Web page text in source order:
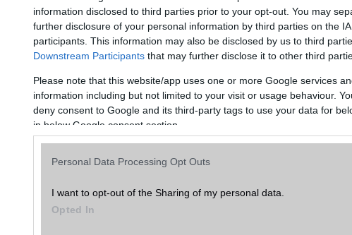
information disclosed to third parties prior to your opt-out. You may
further disclosure of your personal information by third parties on the
participants. This information may also be disclosed by us to third
Downstream Participants that may further disclose it to other third
Please note that this website/app uses one or more Google services
information including but not limited to your visit or usage behaviour.
deny consent to Google and its third-party tags to use your data for
in below Google consent section.
Personal Data Processing Opt Outs
I want to opt-out of the Sharing of my personal data.
Opted In
A Xiaomi még nem részletezte aRedmiK50 Extreme Edition specifikációit,
pletykált Redmi K50S Pro lesz az, amely állítólag Snapdragon 8+ Gen 1
okostelefon a pletykák szerint egy 5000 mAh-s akkumulátort is
töltéstámogatással.
A Mix Fold 2 és a Redmi K50 Extreme Edition mellett a Xiaomi a Pad 5 Pro
TWS fülhallgatót és a Watch S1 Pro-t is bemutatja a holnapi eseményen.
Kattintson ide a Telefonguru legfrissebb híreiért!
A cikkhez kapcsolódó linkek:
GsmArena